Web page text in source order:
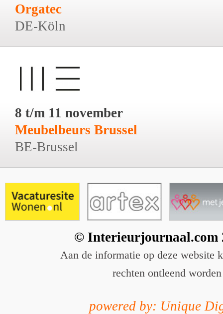
Orgatec
DE-Köln
8 t/m 11 november
Meubelbeurs Brussel
BE-Brussel
© Interieurjournaal.com
Aan de informatie op deze website
rechten ontleend worden
powered by: Unique